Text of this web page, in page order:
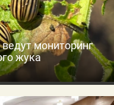
мониторинг
жука